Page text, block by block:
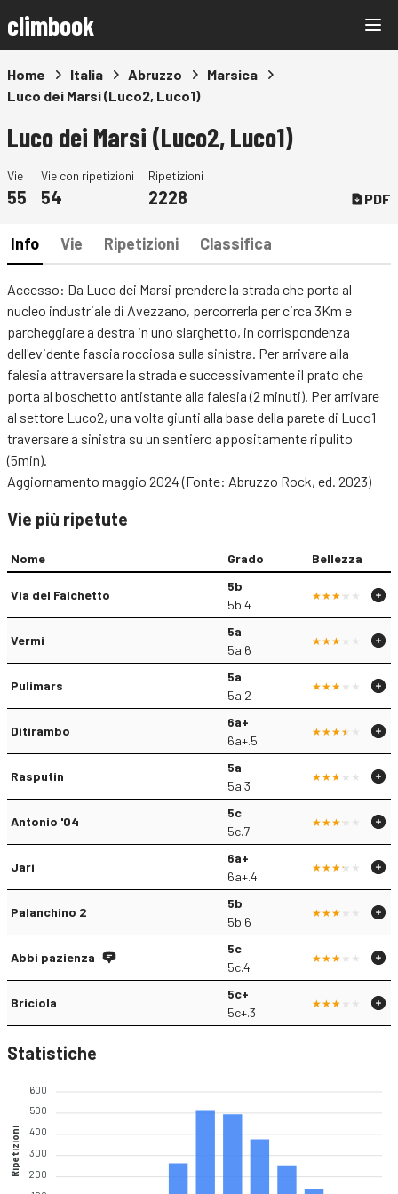
climbook
Home Italia Abruzzo
Marsica
Luco dei Marsi (Luco2, Luco1)
Luco dei Marsi (Luco2, Luco1)
Vie
55
Vie con ripetizioni
54
Ripetizioni
2228 PDF
Info Vie Ripetizioni Classifica
Accesso: Da Luco dei Marsi prendere la strada che porta al
nucleo industriale di Avezzano, percorrerla per circa 3Km e
parcheggiare a destra in uno slarghetto, in corrispondenza
dell'evidente fascia rocciosa sulla sinistra. Per arrivare alla
falesia attraversare la strada e successivamente il prato che
porta al boschetto antistante alla falesia (2 minuti). Per arrivare
al settore Luco2, una volta giunti alla base della parete di Luco1
traversare a sinistra su un sentiero appositamente ripulito
(5min).
Aggiornamento maggio 2024 (Fonte: Abruzzo Rock, ed. 2023)
Vie più ripetute
Nome Grado Bellezza
Via del Falchetto
5b
5b.4
Vermi
5a
5a.6
Pulimars
5a
5a.2
Ditirambo
6a+
6a+.5
Rasputin
5a
5a.3
Antonio '04
5c
5c.7
Jari
6a+
6a+.4
Palanchino 2
5b
5b.6
Abbi pazienza
5c
5c.4
Briciola
5c+
5c+.3
Statistiche
600
500
400
300
200
Ripetizioni